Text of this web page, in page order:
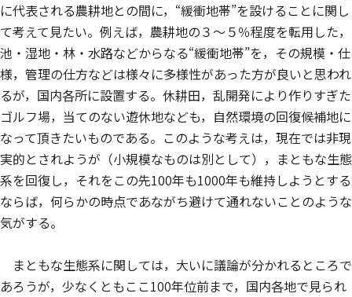
に代表される農耕地との間に，“緩衝地帯”を設けることに関し
て考えて見たい。例えば，農耕地の３～５％程度を転用した，
池・湿地・林・水路などからなる“緩衝地帯”を，その規模・仕
様，管理の仕方などは様々に多様性があった方が良いと思われ
るが，国内各所に設置する。休耕田，乱開発により作りすぎた
ゴルフ場，当てのない遊休地なども，自然環境の回復候補地に
なって頂きたいものである。このような考えは，現在では非現
実的とされようが（小規模なものは別として），まともな生態
系を回復し，それをこの先100年も1000年も維持しようとする
ならば，何らかの時点であながち避けて通れないことのような
気がする。
まともな生態系に関しては，大いに議論が分かれるところで
あろうが，少なくともここ100年位前まで，国内各地で見られ